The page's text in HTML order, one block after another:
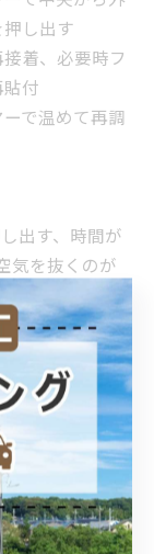
し出す
着、必要時フ
付
ーで温めて再調
出す、時間が
気を抜くのが
く温めて押し
が必要です。
から優しく伸
す。
ォーマンス